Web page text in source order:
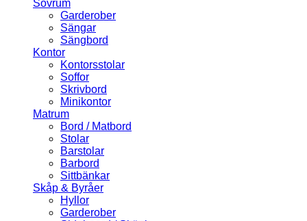
Sovrum
Garderober
Sängar
Sängbord
Kontor
Kontorsstolar
Soffor
Skrivbord
Minikontor
Matrum
Bord / Matbord
Stolar
Barstolar
Barbord
Sittbänkar
Skåp & Byråer
Hyllor
Garderober